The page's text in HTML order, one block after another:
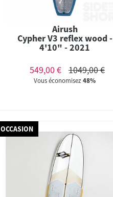
Airush
Cypher V3 reflex wood -
4'10" - 2021
549,00 €
1049,00 €
Vous économisez48%
OCCASION